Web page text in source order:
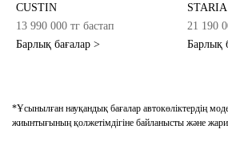
CUSTIN
13 990 000 тг бастап
Барлық бағалар >
STARIA
21 190
Барлық
*Ұсынылған науқандық бағалар автокөліктердің
жиынтығының қолжетімдігіне байланысты және